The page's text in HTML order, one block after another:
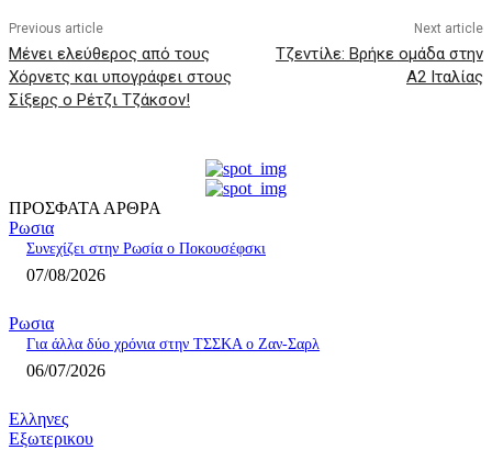
Previous article
Μένει ελεύθερος από τους
Χόρνετς και υπογράφει στους
Σίξερς ο Ρέτζι Τζάκσον!
Next article
Τζεντίλε: Βρήκε ομάδα στην
Α2 Ιταλίας
ΠΡΟΣΦΑΤΑ ΑΡΘΡΑ
Ρωσια
Συνεχίζει στην Ρωσία ο Ποκουσέφσκι
07/08/2026
Ρωσια
Για άλλα δύο χρόνια στην ΤΣΣΚΑ ο Ζαν-Σαρλ
06/07/2026
Ελληνες
Εξωτερικου